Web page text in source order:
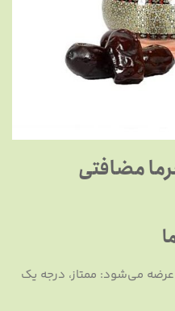
مضافتی
می‌شود: ممتاز، درجه یک